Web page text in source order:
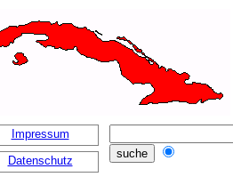
Impressum
Datenschutz